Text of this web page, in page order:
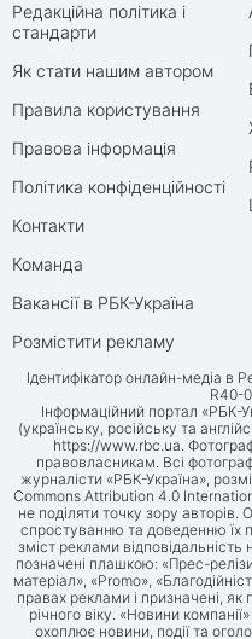
Редакційна політика і
стандарти
Як стати нашим автором
Правила користування
Правова інформація
Політика конфіденційності
Контакти
Команда
Вакансії в РБК-Україна
Розмістити рекламу
Ідентифікатор онлайн-медіа в
R40-
Інформаційний портал «РБК-
(українську, російську та
https://www.rbc.ua.
правовласникам. Всі
журналісти «РБК-Україна»,
Commons Attribution 4.0
не поділяти точку зору авторів.
спростуванню та доведенню їх
зміст реклами
позначені плашкою: «Прес-
матеріал», «Promo»,
правах реклами і призначені, як
річного віку. «Новини
охоплює новини, події та